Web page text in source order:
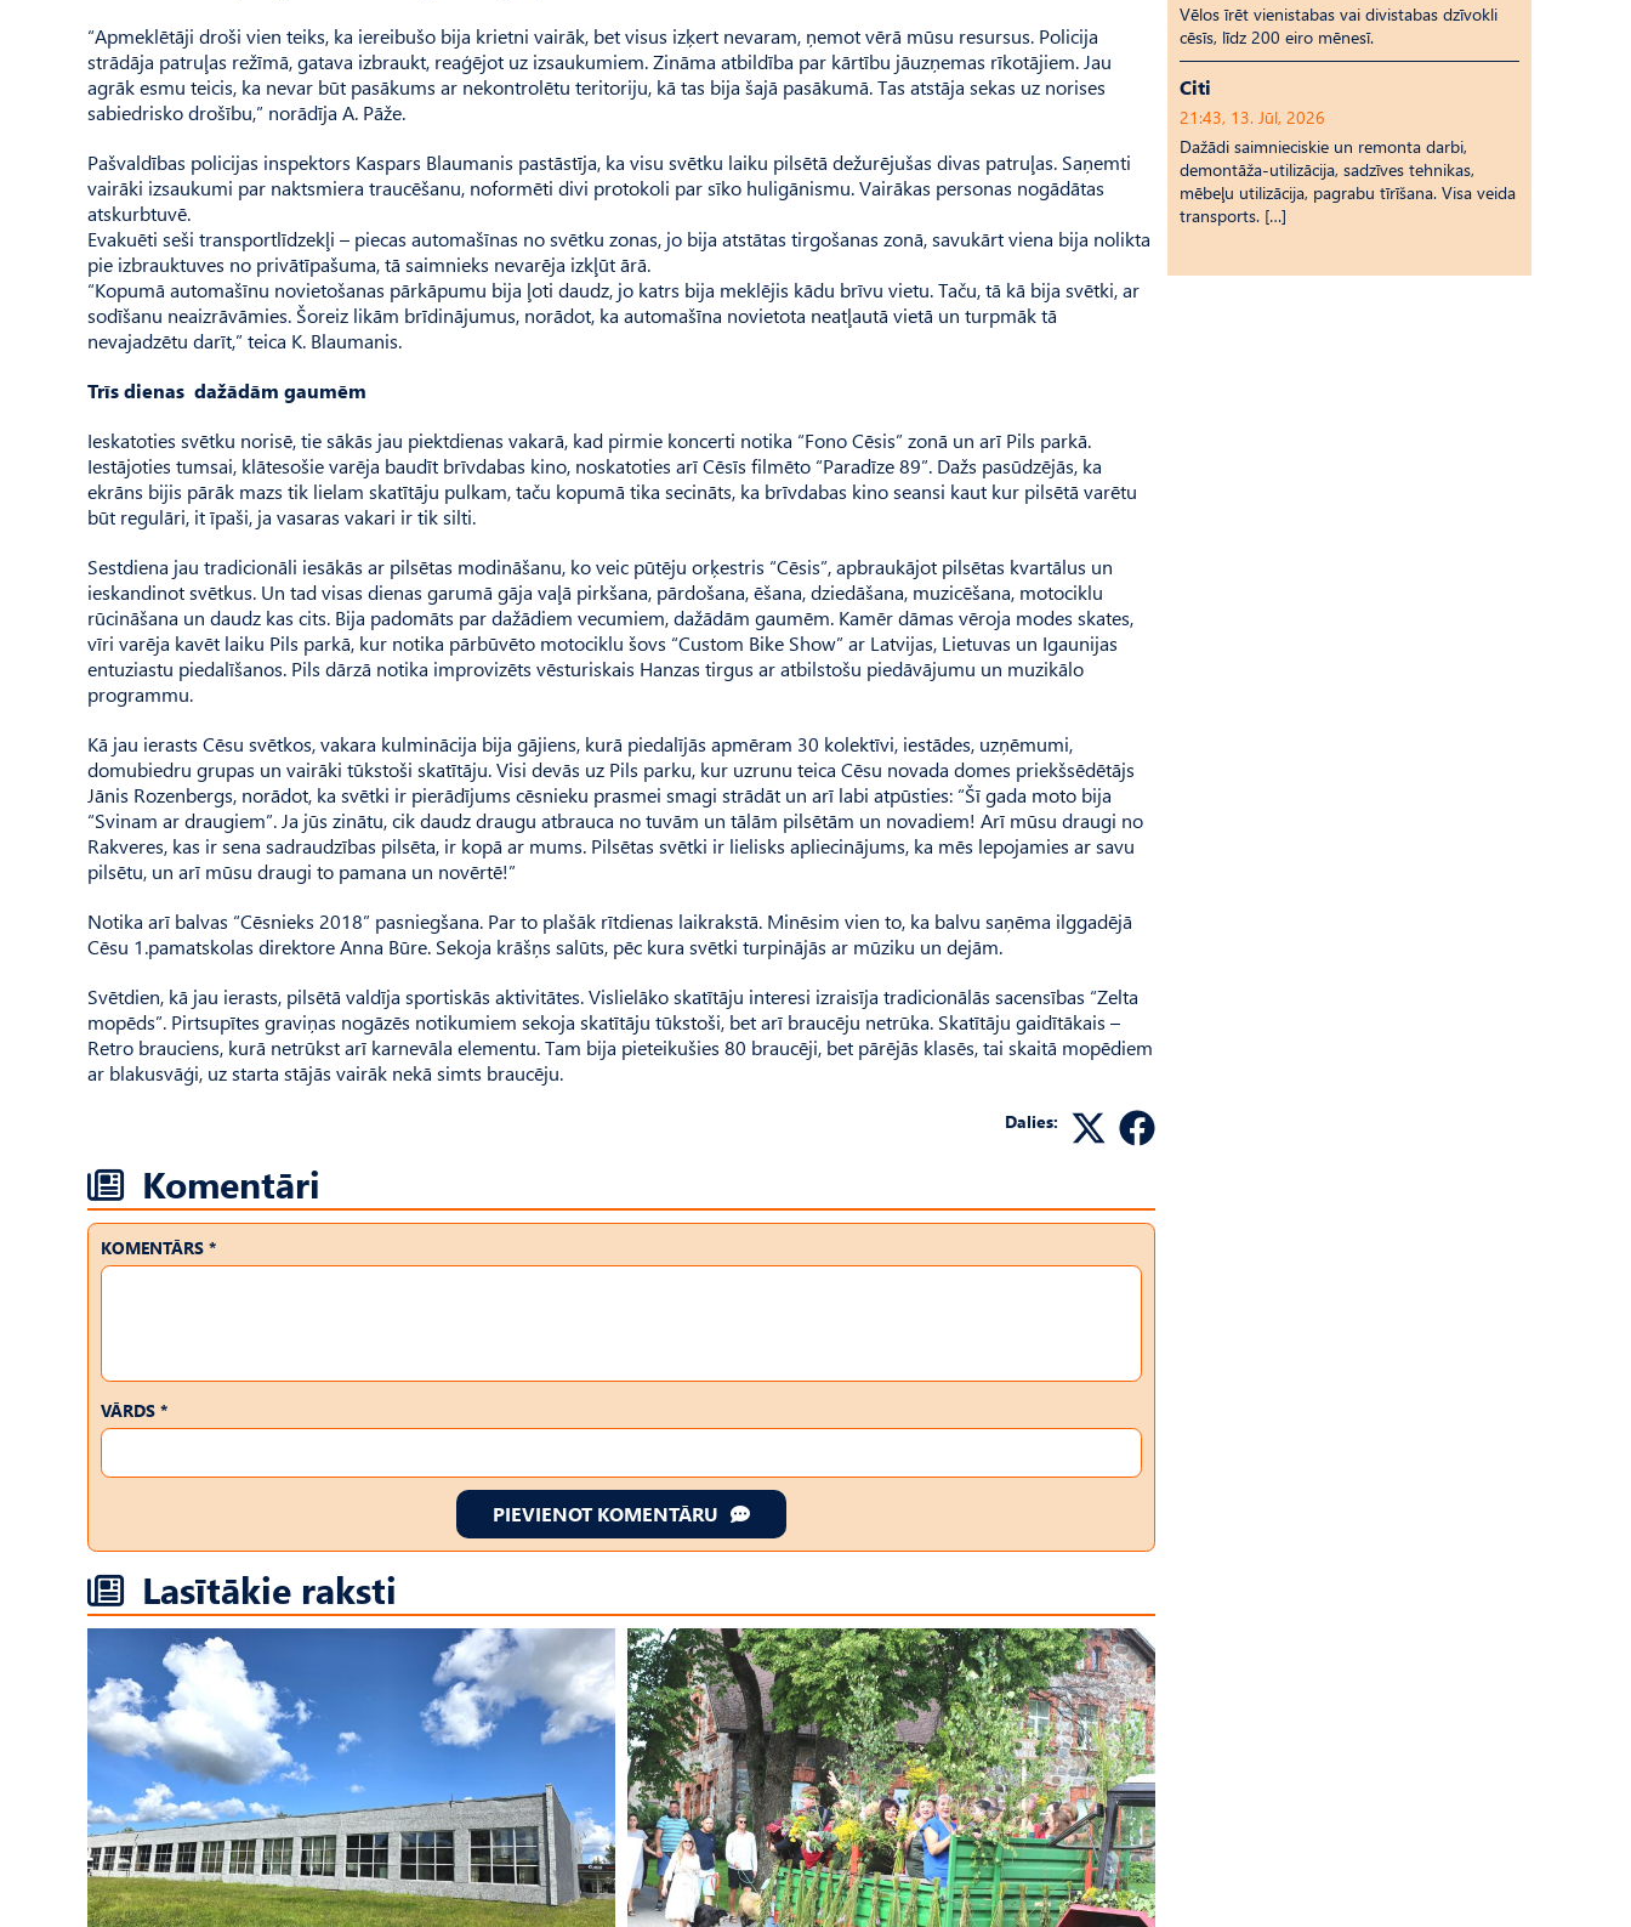
“Apmeklētāji droši vien teiks, ka iereibušo bija krietni vairāk, bet visus izķert nevaram, ņemot vērā mūsu resursus. Policija
strādāja patruļas režīmā, gatava izbraukt, reaģējot uz izsaukumiem. Zināma atbildība par kārtību jāuzņemas rīkotājiem. Jau
agrāk esmu teicis, ka nevar būt pasākums ar nekontrolētu teritoriju, kā tas bija šajā pasākumā. Tas atstāja sekas uz norises
sabiedrisko drošību,” norādīja A. Pāže.
Pašvaldības policijas inspektors Kaspars Blaumanis pastāstīja, ka visu svētku laiku pilsētā dežurējušas divas patruļas. Saņemti
vairāki izsaukumi par naktsmiera traucēšanu, noformēti divi protokoli par sīko huligānismu. Vairā­kas personas nogādātas
atskurbtuvē.
Evakuēti seši transportlīdzekļi – piecas automašīnas no svētku zonas, jo bija atstātas tirgošanas zonā, savukārt viena bija nolikta
pie izbrauktuves no privātīpašuma, tā saimnieks nevarēja izkļūt ārā.
“Kopumā automašīnu novietošanas pārkāpumu bija ļoti daudz, jo katrs bija meklējis kādu brīvu vietu. Taču, tā kā bija svētki, ar
sodīšanu neaizrāvāmies. Šoreiz likām brīdinājumus, norādot, ka automašīna novietota neatļautā vietā un turpmāk tā
nevajadzētu darīt,” teica K. Blaumanis.
Trīs dienas dažādām gaumēm
Ieskatoties svētku norisē, tie sākās jau piektdienas vakarā, kad pirmie koncerti notika “Fono Cēsis” zonā un arī Pils parkā.
Iestājoties tumsai, klātesošie varēja baudīt brīvdabas kino, noskatoties arī Cēsīs filmēto “Paradīze 89”. Dažs pasūdzējās, ka
ekrāns bijis pārāk mazs tik lielam skatītāju pulkam, taču kopumā tika secināts, ka brīvdabas kino seansi kaut kur pilsētā varētu
būt regulāri, it īpaši, ja vasaras vakari ir tik silti.
Sestdiena jau tradicionāli iesākās ar pilsētas modināšanu, ko veic pūtēju orķestris “Cēsis”, apbraukājot pilsētas kvartālus un
ieskandinot svētkus. Un tad visas dienas garumā gāja vaļā pirkšana, pārdošana, ēšana, dziedāšana, muzicēšana, motociklu
rūcināšana un daudz kas cits. Bija padomāts par dažādiem vecumiem, dažādām gaumēm. Kamēr dāmas vēroja modes skates,
vīri varēja kavēt laiku Pils parkā, kur notika pārbūvēto motociklu šovs “Custom Bike Show” ar Latvijas, Lietuvas un Igaunijas
entuziastu piedalīšanos. Pils dārzā notika improvizēts vēsturiskais Hanzas tirgus ar atbilstošu piedāvājumu un muzikālo
programmu.
Kā jau ierasts Cēsu svētkos, vakara kulminācija bija gājiens, kurā piedalījās apmēram 30 kolektīvi, iestādes, uzņēmumi,
domubiedru grupas un vairāki tūkstoši skatītāju. Visi devās uz Pils parku, kur uzrunu teica Cēsu novada domes priekšsēdētājs
Jānis Rozen­bergs, norādot, ka svētki ir pierādījums cēsnieku prasmei smagi strādāt un arī labi atpūsties: “Šī gada moto bija
“Svinam ar draugiem”. Ja jūs zinātu, cik daudz draugu atbrauca no tuvām un tālām pilsētām un novadiem! Arī mūsu draugi no
Rakveres, kas ir sena sadraudzības pilsēta, ir kopā ar mums. Pilsētas svētki ir lielisks apliecinājums, ka mēs lepojamies ar savu
pilsētu, un arī mūsu draugi to pamana un novērtē!”
Notika arī balvas “Cēsnieks 2018” pasniegšana. Par to plašāk rītdienas laikrakstā. Minēsim vien to, ka balvu saņēma ilggadējā
Cēsu 1.pamatskolas direktore Anna Būre. Sekoja krāšņs salūts, pēc kura svētki turpinājās ar mūziku un dejām.
Svētdien, kā jau ierasts, pilsētā valdīja sportiskās aktivitātes. Vislielāko skatītāju interesi izraisīja tradicionālās sacensības “Zel­ta
mopēds”. Pirtsupītes graviņas nogāzēs notikumiem sekoja skatītāju tūkstoši, bet arī braucēju netrūka. Skatītāju gaidītākais –
Retro brauciens, kurā netrūkst arī karnevāla elementu. Tam bija pieteikušies 80 braucēji, bet pārējās klasēs, tai skaitā mopēdiem
ar blakusvāģi, uz starta stājās vairāk nekā simts braucēju.
Dalies:
Komentāri
KOMENTĀRS *
VĀRDS *
PIEVIENOT KOMENTĀRU
Lasītākie raksti
Vēlos īrēt vienistabas vai divistabas dzīvokli
cēsīs, līdz 200 eiro mēnesī.
Citi
21:43, 13. Jūl, 2026
Dažādi saimnieciskie un remonta darbi,
demontāža-utilizācija, sadzīves tehnikas,
mēbeļu utilizācija, pagrabu tīrīšana. Visa veida
transports. […]